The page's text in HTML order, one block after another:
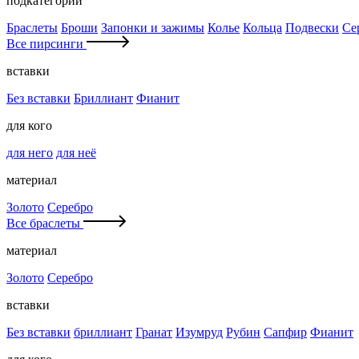
Браслеты Броши Запонки и зажимы Колье Кольца Подвески
Все пирсинги
вставки
Без вставки Бриллиант Фианит
для кого
для него для неё
материал
Золото Серебро
Все браслеты
материал
Золото Серебро
вставки
Без вставки бриллиант Гранат Изумруд Рубин Сапфир Фианит